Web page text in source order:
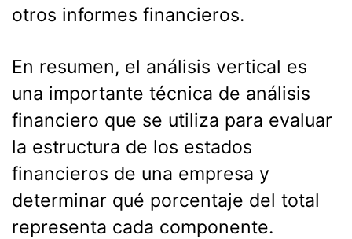
otros informes financieros.
En resumen, el análisis vertical es
una importante técnica de análisis
financiero que se utiliza para evaluar
la estructura de los estados
financieros de una empresa y
determinar qué porcentaje del total
representa cada componente.